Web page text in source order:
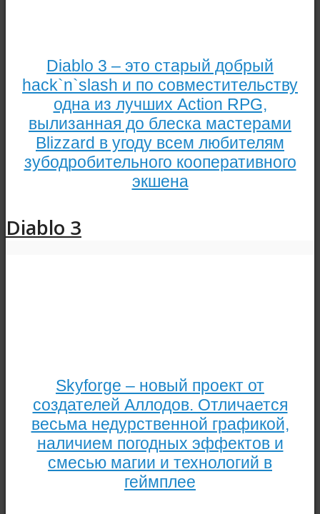
Diablo 3 – это старый добрый
hack`n`slash и по совместительству
одна из лучших Action RPG,
вылизанная до блеска мастерами
Blizzard в угоду всем любителям
зубодробительного кооперативного
экшена
Diablo 3
Skyforge – новый проект от
создателей Аллодов. Отличается
весьма недурственной графикой,
наличием погодных эффектов и
смесью магии и технологий в
геймплее